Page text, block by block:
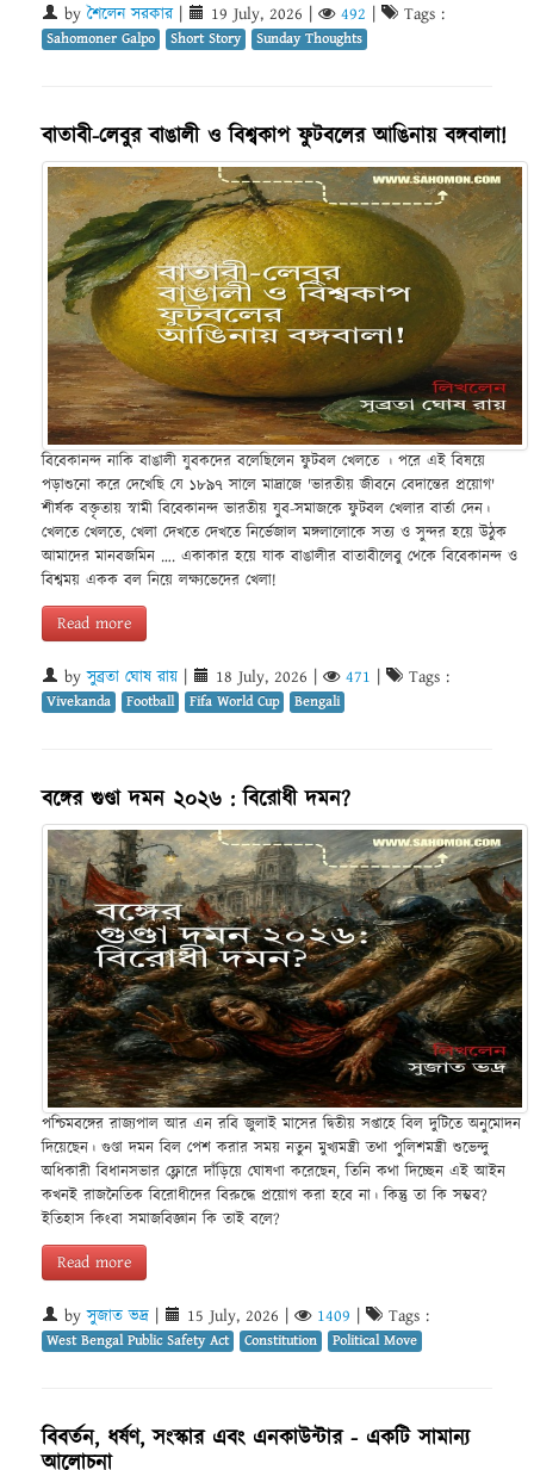
byশৈলেন সরকার| 19 July, 2026 | 492 | Tags :
Sahomoner Galpo Short Story Sunday Thoughts
বাতাবী-লেবুর বাঙালী ও বিশ্বকাপ ফুটবলের আঙিনায় বঙ্গবালা!
বিবেকানন্দ নাকি বাঙালী যুবকদের বলেছিলেন ফুটবল খেলতে । পরে এই বিষয়ে
পড়াশুনো করে দেখেছি যে ১৮৯৭ সালে মাদ্রাজে 'ভারতীয় জীবনে বেদান্তের প্রয়োগ'
শীর্ষক বক্তৃতায় স্বামী বিবেকানন্দ ভারতীয় যুব-সমাজকে ফুটবল খেলার বার্তা দেন।
খেলতে খেলতে, খেলা দেখতে দেখতে নির্ভেজাল মঙ্গলালোকে সত‍্য ও সুন্দর হয়ে উঠুক
আমাদের মানবজমিন …. একাকার হয়ে যাক বাঙালীর বাতাবীলেবু থেকে বিবেকানন্দ ও
বিশ্বময় একক বল নিয়ে লক্ষ্যভেদের খেলা!
Read more
byসুব্রতা ঘোষ রায় | 18 July, 2026 | 471 | Tags :
Vivekanda Football Fifa World Cup Bengali
বঙ্গের গুণ্ডা দমন ২০২৬ : বিরোধী দমন?
পশ্চিমবঙ্গের রাজ্যপাল আর এন রবি জুলাই মাসের দ্বিতীয় সপ্তাহে বিল দুটিতে অনুমোদন
দিয়েছেন। গুণ্ডা দমন বিল পেশ করার সময় নতুন মুখ্যমন্ত্রী তথা পুলিশমন্ত্রী শুভেন্দু
অধিকারী বিধানসভার ফ্লোরে দাঁড়িয়ে ঘোষণা করেছেন, তিনি কথা দিচ্ছেন এই আইন
কখনই রাজনৈতিক বিরোধীদের বিরুদ্ধে প্রয়োগ করা হবে না। কিন্তু তা কি সম্ভব?
ইতিহাস কিংবা সমাজবিজ্ঞান কি তাই বলে?
Read more
byসুজাত ভদ্র | 15 July, 2026 | 1409 | Tags :
West Bengal Public Safety Act Constitution Political Move
বিবর্তন, ধর্ষণ, সংস্কার এবং এনকাউন্টার - একটি সামান্য
আলোচনা